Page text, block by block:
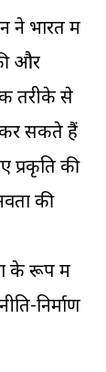
ने भारत में
और
तरीके से
कर सकते हैं
प्रकृति की
की
के रूप में
निर्माण